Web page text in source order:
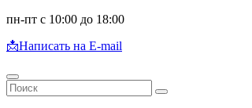
пн-пт с 10:00 до 18:00
📩Написать на E-mail